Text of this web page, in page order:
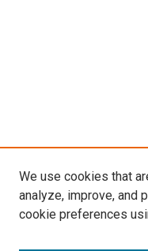
We use cookies that
analyze, improve, and
cookie preferences